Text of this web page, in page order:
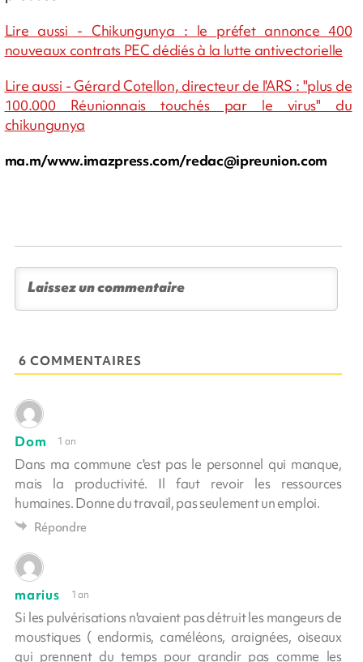
Lire aussi - Chikungunya : le préfet annonce 400
nouveaux contrats PEC dédiés à la lutte antivectorielle
Lire aussi - Gérard Cotellon, directeur de l'ARS : "plus de
100.000 Réunionnais touchés par le virus" du
chikungunya
ma.m/www.imazpress.com/redac@ipreunion.com
6 COMMENTAIRES
Dom 1 an
Dans ma commune c'est pas le personnel qui manque,
mais la productivité. Il faut revoir les ressources
humaines. Donne du travail, pas seulement un emploi.
Répondre
marius 1 an
Si les pulvérisations n'avaient pas détruit les mangeurs de
moustiques ( endormis, caméléons, araignées, oiseaux
qui prennent du temps pour grandir pas comme les